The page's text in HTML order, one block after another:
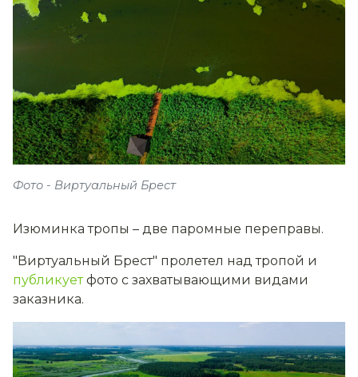
Фото - Виртуальный Брест
Изюминка тропы – две паромные переправы.
"Виртуальный Брест" пролетел над тропой и
публикуетфото с захватывающими видами
заказника.